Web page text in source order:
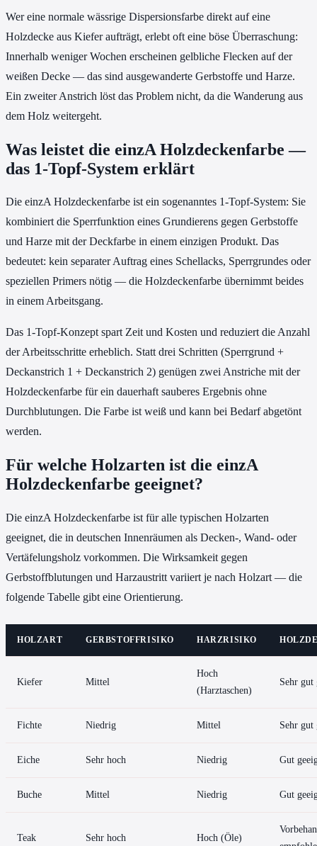
Wer eine normale wässrige Dispersionsfarbe direkt auf eine
Holzdecke aus Kiefer aufträgt, erlebt oft eine böse Überraschung:
Innerhalb weniger Wochen erscheinen gelbliche Flecken auf der
weißen Decke — das sind ausgewanderte Gerbstoffe und Harze.
Ein zweiter Anstrich löst das Problem nicht, da die Wanderung aus
dem Holz weitergeht.
Was leistet die einzA Holzdeckenfarbe —
das 1-Topf-System erklärt
Die einzA Holzdeckenfarbe ist ein sogenanntes 1-Topf-System: Sie
kombiniert die Sperrfunktion eines Grundierens gegen Gerbstoffe
und Harze mit der Deckfarbe in einem einzigen Produkt. Das
bedeutet: kein separater Auftrag eines Schellacks, Sperrgrundes oder
speziellen Primers nötig — die Holzdeckenfarbe übernimmt beides
in einem Arbeitsgang.
Das 1-Topf-Konzept spart Zeit und Kosten und reduziert die Anzahl
der Arbeitsschritte erheblich. Statt drei Schritten (Sperrgrund +
Deckanstrich 1 + Deckanstrich 2) genügen zwei Anstriche mit der
Holzdeckenfarbe für ein dauerhaft sauberes Ergebnis ohne
Durchblutungen. Die Farbe ist weiß und kann bei Bedarf abgetönt
werden.
Für welche Holzarten ist die einzA
Holzdeckenfarbe geeignet?
Die einzA Holzdeckenfarbe ist für alle typischen Holzarten
geeignet, die in deutschen Innenräumen als Decken-, Wand- oder
Vertäfelungsholz vorkommen. Die Wirksamkeit gegen
Gerbstoffblutungen und Harzaustritt variiert je nach Holzart — die
folgende Tabelle gibt eine Orientierung.
HOLZART GERBSTOFFRISIKO HARZRISIKO
Kiefer Mittel
Hoch
(Harztaschen)
Sehr gut
Fichte Niedrig Mittel Sehr gut
Eiche Sehr hoch Niedrig Gut
Buche Mittel Niedrig Gut
Teak Sehr hoch Hoch (Öle)